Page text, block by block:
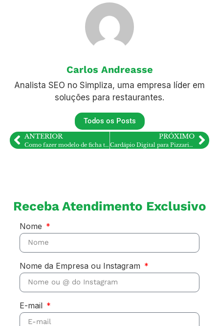
Carlos Andreasse
Analista SEO no Simpliza, uma empresa líder em
soluções para restaurantes.
Todos os Posts
ANTERIOR
Como fazer modelo de ficha técnica para restaurante?
PRÓXIMO
Cardápio Digital para Pizzaria Tablet
Receba Atendimento Exclusivo
Nome
Nome da Empresa ou Instagram
E-mail